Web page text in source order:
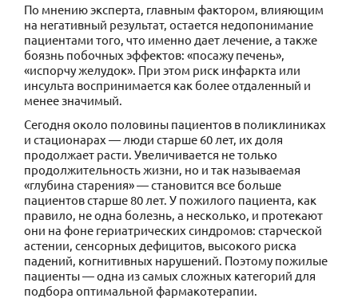
По мнению эксперта, главным фактором, влияющим
на негативный результат, остается недопонимание
пациентами того, что именно дает лечение, а также
боязнь побочных эффектов: «посажу печень»,
«испорчу желудок». При этом риск инфаркта или
инсульта воспринимается как более отдаленный и
менее значимый.
Сегодня около половины пациентов в поликлиниках
и стационарах — люди старше 60 лет, их доля
продолжает расти. Увеличивается не только
продолжительность жизни, но и так называемая
«глубина старения» — становится все больше
пациентов старше 80 лет. У пожилого пациента, как
правило, не одна болезнь, а несколько, и протекают
они на фоне гериатрических синдромов: старческой
астении, сенсорных дефицитов, высокого риска
падений, когнитивных нарушений. Поэтому пожилые
пациенты — одна из самых сложных категорий для
подбора оптимальной фармакотерапии.